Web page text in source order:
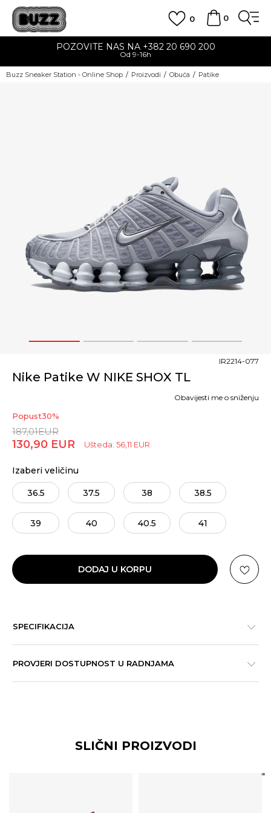
0
0
POZOVITE NAS NA +382 20 690 200
Od 9-16h
Buzz Sneaker Station - Online Shop Proizvodi Obuća Patike
1 2 3 4
Nike Patike W NIKE SHOX TL
IR2214-077
Popust30%
187,01EUR
130,90 EUR Ušteda: 56,11 EUR
Obavijesti me o sniženju
Izaberi veličinu
36.5 37.5 38 38.5
39 40 40.5 41
DODAJ U KORPU
SPECIFIKACIJA
PROVJERI DOSTUPNOST U RADNJAMA
SLIČNI PROIZVODI